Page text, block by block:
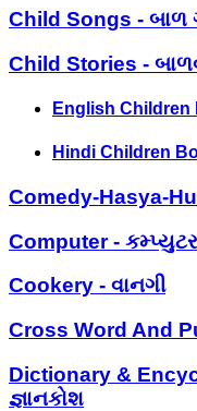
Child Songs - બાળ
Child Stories -
English Children
Hindi Children
Comedy-Hasya-
Computer - કમ્પ્યુટર
Cookery - વાનગી
Cross Word And
Dictionary &
જ્ઞાનકોશ